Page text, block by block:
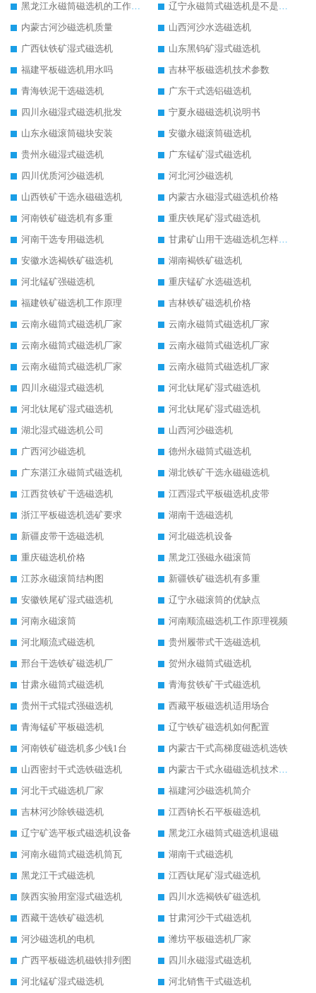
黑龙江永磁筒磁选机的工作原理
辽宁永磁筒式磁选机是不是强磁
内蒙古河沙磁选机质量
山西河沙水选磁选机
广西钛铁矿湿式磁选机
山东黑钨矿湿式磁选机
福建平板磁选机用水吗
吉林平板磁选机技术参数
青海铁泥干选磁选机
广东干式选铝磁选机
四川永磁湿式磁选机批发
宁夏永磁磁选机说明书
山东永磁滚筒磁块安装
安徽永磁滚筒磁选机
贵州永磁湿式磁选机
广东锰矿湿式磁选机
四川优质河沙磁选机
河北河沙磁选机
山西铁矿干选永磁磁选机
内蒙古永磁湿式磁选机价格
河南铁矿磁选机有多重
重庆铁尾矿湿式磁选机
河南干选专用磁选机
甘肃矿山用干选磁选机怎样调磁
安徽水选褐铁矿磁选机
湖南褐铁矿磁选机
河北锰矿强磁选机
重庆锰矿水选磁选机
福建铁矿磁选机工作原理
吉林铁矿磁选机价格
云南永磁筒式磁选机厂家
云南永磁筒式磁选机厂家
云南永磁筒式磁选机厂家
云南永磁筒式磁选机厂家
云南永磁筒式磁选机厂家
云南永磁筒式磁选机厂家
四川永磁湿式磁选机
河北钛尾矿湿式磁选机
河北钛尾矿湿式磁选机
河北钛尾矿湿式磁选机
湖北湿式磁选机公司
山西河沙磁选机
广西河沙磁选机
德州永磁筒式磁选机
广东湛江永磁筒式磁选机
湖北铁矿干选永磁磁选机
江西贫铁矿干选磁选机
江西湿式平板磁选机皮带
浙江平板磁选机选矿要求
湖南干选磁选机
新疆皮带干选磁选机
河北磁选机设备
重庆磁选机价格
黑龙江强磁永磁滚筒
江苏永磁滚筒结构图
新疆铁矿磁选机有多重
安徽铁尾矿湿式磁选机
辽宁永磁滚筒的优缺点
河南永磁滚筒
河南顺流磁选机工作原理视频
河北顺流式磁选机
贵州履带式干选磁选机
邢台干选铁矿磁选机厂
贺州永磁筒式磁选机
甘肃永磁筒式磁选机
青海贫铁矿干式磁选机
贵州干式辊式强磁选机
西藏平板磁选机适用场合
青海锰矿平板磁选机
辽宁铁矿磁选机如何配置
河南铁矿磁选机多少钱1台
内蒙古干式高梯度磁选机选铁
山西密封干式选铁磁选机
内蒙古干式永磁磁选机技术要求
河北干式磁选机厂家
福建河沙磁选机简介
吉林河沙除铁磁选机
江西钠长石平板磁选机
辽宁矿选平板式磁选机设备
黑龙江永磁筒式磁选机退磁
河南永磁筒式磁选机筒瓦
湖南干式磁选机
黑龙江干式磁选机
江西钛尾矿湿式磁选机
陕西实验用室湿式磁选机
四川水选褐铁矿磁选机
西藏干选铁矿磁选机
甘肃河沙干式磁选机
河沙磁选机的电机
潍坊平板磁选机厂家
广西平板磁选机磁铁排列图
四川永磁湿式磁选机
河北锰矿湿式磁选机
河北销售干式磁选机